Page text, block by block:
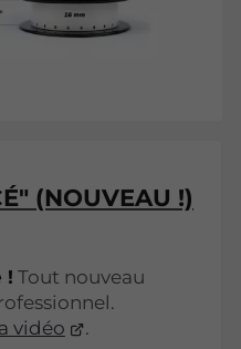
(NOUVEAU !)
! Tout nouveau
vidéo
.